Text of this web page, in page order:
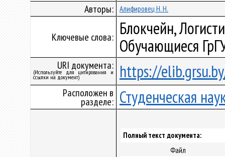
Авторы: Алифировец Н. Н.
Ключевые слова: Блокчейн,
Обучающиеся
URI документа:
(Используйте для цитирования и
ссылки на документ) https://
Расположен в
разделе: Студенческая
Полный текст документа:
Файл